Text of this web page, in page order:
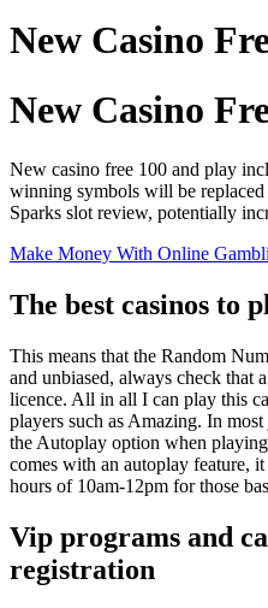
New Casino
New Casino
New casino free 100 and play
winning symbols will be
Sparks slot review, potentially
Make Money With Online
The best casinos to
This means that the Random
and unbiased, always check that
licence. All in all I can play this
players such as Amazing. In
the Autoplay option when
comes with an autoplay feature,
hours of 10am-12pm for those
Vip programs and
registration